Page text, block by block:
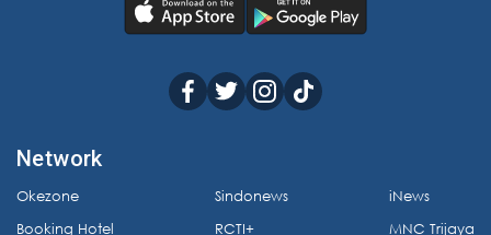
Network
Okezone
Booking Hotel
Sindonews
RCTI+
iNews
MNC Trijaya